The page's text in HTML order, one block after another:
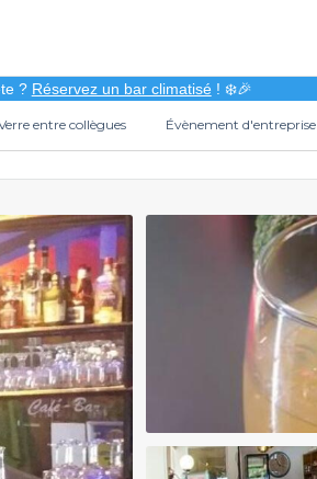
? Réservez un bar climatisé! ❄️🎉
entre collègues Évènement d'entreprise